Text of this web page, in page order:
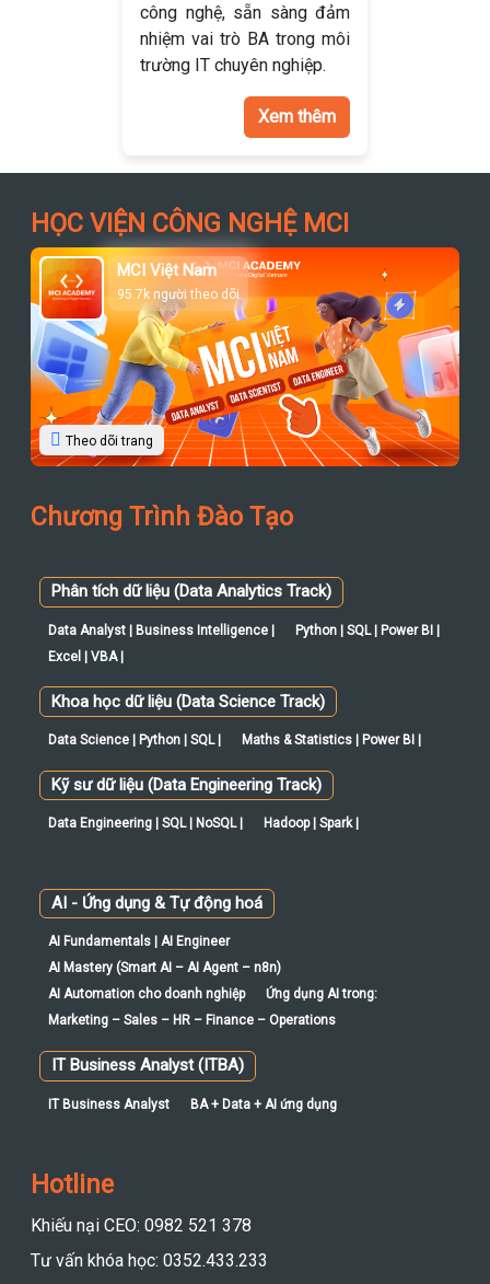
công nghệ, sẵn sàng đảm
nhiệm vai trò BA trong môi
trường IT chuyên nghiệp.
Xem thêm
HỌC VIỆN CÔNG NGHỆ MCI
MCI Việt Nam
95.7k người theo dõi
Theo dõi trang
Chương Trình Đào Tạo
Phân tích dữ liệu (Data Analytics Track)
Data Analyst | Business Intelligence |
Python | SQL | Power BI |
Excel | VBA |
Khoa học dữ liệu (Data Science Track)
Data Science | Python | SQL | Maths & Statistics | Power BI |
Kỹ sư dữ liệu (Data Engineering Track)
Data Engineering | SQL | NoSQL | Hadoop | Spark |
AI - Ứng dụng & Tự động hoá
AI Fundamentals | AI Engineer
AI Mastery (Smart AI – AI Agent – n8n)
AI Automation cho doanh nghiệp
Ứng dụng AI trong:
Marketing – Sales – HR – Finance – Operations
IT Business Analyst (ITBA)
IT Business Analyst BA + Data + AI ứng dụng
Hotline
Khiếu nại CEO: 0982 521 378
Tư vấn khóa học: 0352.433.233